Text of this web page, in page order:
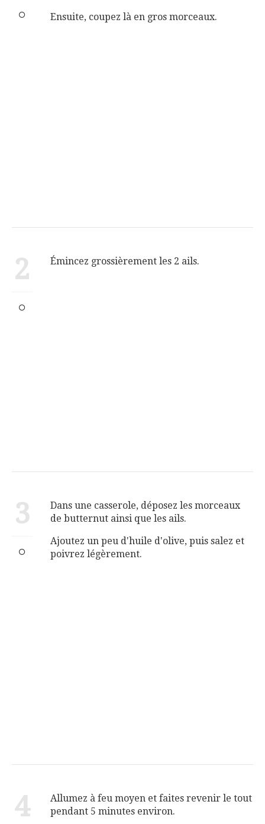
Ensuite, coupez là en gros morceaux.
2 Émincez grossièrement les 2 ails.
3
Dans une casserole, déposez les morceaux
de butternut ainsi que les ails.
Ajoutez un peu d'huile d'olive, puis salez et
poivrez légèrement.
4
Allumez à feu moyen et faites revenir le tout
pendant 5 minutes environ.